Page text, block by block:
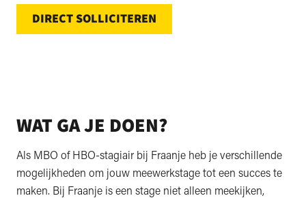
DIRECT SOLLICITEREN
WAT GA JE DOEN?
Als MBO of HBO-stagiair bij Fraanje heb je verschillende
mogelijkheden om jouw meewerkstage tot een succes te
maken. Bij Fraanje is een stage niet alleen meekijken,